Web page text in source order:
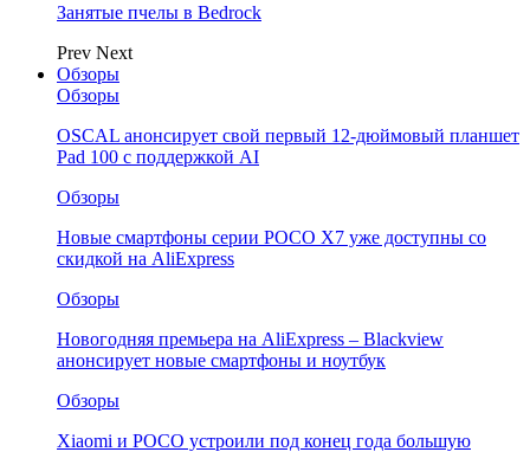
Занятые пчелы в Bedrock
Prev Next
Обзоры
Обзоры
OSCAL анонсирует свой первый 12-дюймовый планшет
Pad 100 с поддержкой AI
Обзоры
Новые смартфоны серии POCO X7 уже доступны со
скидкой на AliExpress
Обзоры
Новогодняя премьера на AliExpress – Blackview
анонсирует новые смартфоны и ноутбук
Обзоры
Xiaomi и POCO устроили под конец года большую